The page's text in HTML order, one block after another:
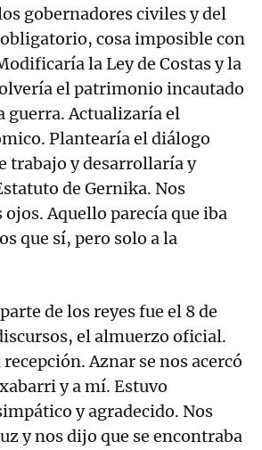
gobernadores civiles y del
cosa imposible con
la Ley de Costas y la
el patrimonio incautado
guerra. Actualizaría el
Plantearía el diálogo
trabajo y desarrollaría y
de Gernika. Nos
Aquello parecía que iba
que sí, pero solo a la
de los reyes fue el 8 de
el almuerzo oficial.
Aznar se nos acercó
y a mí. Estuvo
y agradecido. Nos
y nos dijo que se encontraba